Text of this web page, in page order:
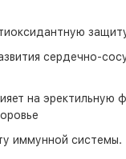
сердечно-
на эректильную
иммунной системы.